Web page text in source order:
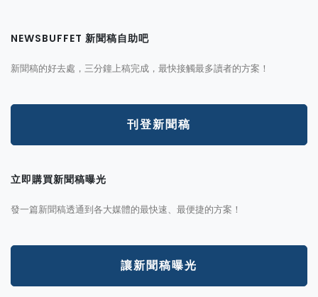
NEWSBUFFET 新聞稿自助吧
新聞稿的好去處，三分鐘上稿完成，最快接觸最多讀者的方案！
刊登新聞稿
立即購買新聞稿曝光
發一篇新聞稿透通到各大媒體的最快速、最便捷的方案！
讓新聞稿曝光